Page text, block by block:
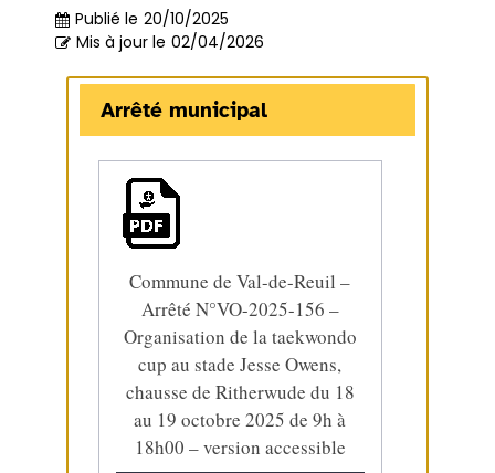
Publié le 20/10/2025
Mis à jour le 02/04/2026
Arrêté municipal
Commune de Val-de-Reuil –
Arrêté N°VO-2025-156 –
Organisation de la taekwondo
cup au stade Jesse Owens,
chausse de Ritherwude du 18
au 19 octobre 2025 de 9h à
18h00 – version accessible